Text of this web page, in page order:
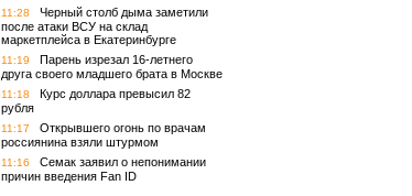
11:28
Черный столб дыма заметили
после атаки ВСУ на склад
маркетплейса в Екатеринбурге
11:19
Парень изрезал 16-летнего
друга своего младшего брата в Москве
11:18
Курс доллара превысил 82
рубля
11:17
Открывшего огонь по врачам
россиянина взяли штурмом
11:16
Семак заявил о непонимании
причин введения Fan ID